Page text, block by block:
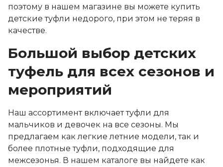
поэтому в нашем магазине вы можете купить
детские туфли недорого, при этом не теряя в
качестве.
Большой выбор детских
туфель для всех сезонов и
мероприятий
Наш ассортимент включает туфли для
мальчиков и девочек на все сезоны. Мы
предлагаем как легкие летние модели, так и
более плотные туфли, подходящие для
межсезонья. В нашем каталоге вы найдете как